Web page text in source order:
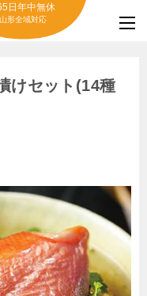
日年中無休
山形全域対応
けセット(14種